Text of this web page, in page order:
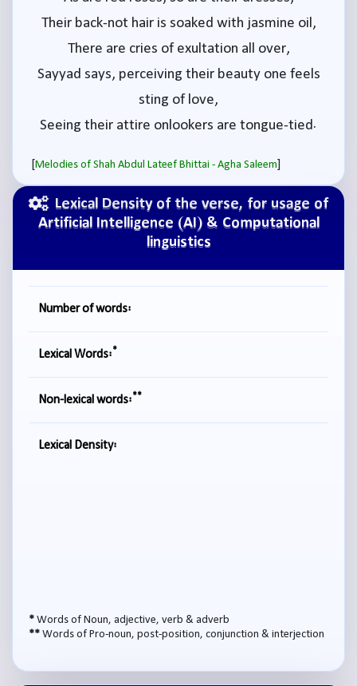
Lexical Density of the verse, for usage of
Artificial Intelligence (AI) & Computational
linguistics
Number of words:
Lexical Words:*
Non-lexical words:**
Lexical Density:
* Words of Noun, adjective, verb & adverb
** Words of Pro-noun, post-position, conjunction & interjection
Their back-not hair is soaked with jasmine oil,
There are cries of exultation all over,
Sayyad says, perceiving their beauty one feels
sting of love,
Seeing their attire onlookers are tongue-tied.
[Melodies of Shah Abdul Lateef Bhittai - Agha Saleem